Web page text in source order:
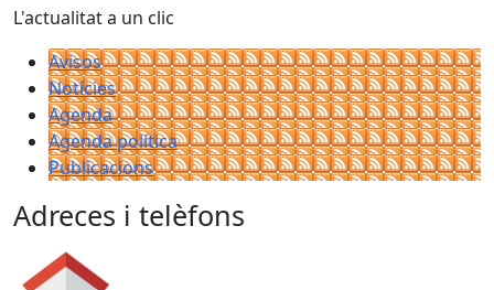
L'actualitat a un clic
Avisos
Notícies
Agenda
Agenda política
Publicacions
Adreces i telèfons